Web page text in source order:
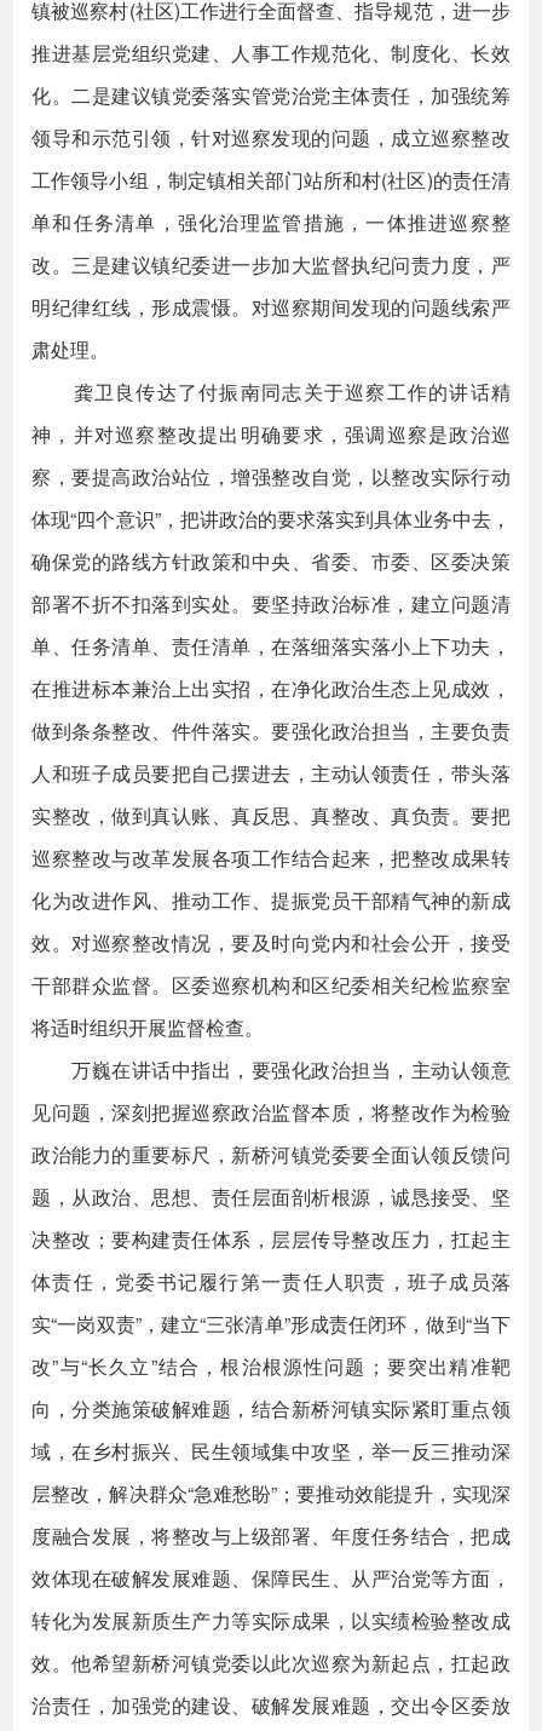
镇被巡察村(社区)工作进行全面督查、指导规范，进一步
推进基层党组织党建、人事工作规范化、制度化、长效
化。二是建议镇党委落实管党治党主体责任，加强统筹
领导和示范引领，针对巡察发现的问题，成立巡察整改
工作领导小组，制定镇相关部门站所和村(社区)的责任清
单和任务清单，强化治理监管措施，一体推进巡察整
改。三是建议镇纪委进一步加大监督执纪问责力度，严
明纪律红线，形成震慑。对巡察期间发现的问题线索严
肃处理。
龚卫良传达了付振南同志关于巡察工作的讲话精
神，并对巡察整改提出明确要求，强调巡察是政治巡
察，要提高政治站位，增强整改自觉，以整改实际行动
体现“四个意识”，把讲政治的要求落实到具体业务中去，
确保党的路线方针政策和中央、省委、市委、区委决策
部署不折不扣落到实处。要坚持政治标准，建立问题清
单、任务清单、责任清单，在落细落实落小上下功夫，
在推进标本兼治上出实招，在净化政治生态上见成效，
做到条条整改、件件落实。要强化政治担当，主要负责
人和班子成员要把自己摆进去，主动认领责任，带头落
实整改，做到真认账、真反思、真整改、真负责。要把
巡察整改与改革发展各项工作结合起来，把整改成果转
化为改进作风、推动工作、提振党员干部精气神的新成
效。对巡察整改情况，要及时向党内和社会公开，接受
干部群众监督。区委巡察机构和区纪委相关纪检监察室
将适时组织开展监督检查。
万巍在讲话中指出，要强化政治担当，主动认领意
见问题，深刻把握巡察政治监督本质，将整改作为检验
政治能力的重要标尺，新桥河镇党委要全面认领反馈问
题，从政治、思想、责任层面剖析根源，诚恳接受、坚
决整改；要构建责任体系，层层传导整改压力，扛起主
体责任，党委书记履行第一责任人职责，班子成员落
实“一岗双责”，建立“三张清单”形成责任闭环，做到“当下
改”与“长久立”结合，根治根源性问题；要突出精准靶
向，分类施策破解难题，结合新桥河镇实际紧盯重点领
域，在乡村振兴、民生领域集中攻坚，举一反三推动深
层整改，解决群众“急难愁盼”；要推动效能提升，实现深
度融合发展，将整改与上级部署、年度任务结合，把成
效体现在破解发展难题、保障民生、从严治党等方面，
转化为发展新质生产力等实际成果，以实绩检验整改成
效。他希望新桥河镇党委以此次巡察为新起点，扛起政
治责任，加强党的建设、破解发展难题，交出令区委放